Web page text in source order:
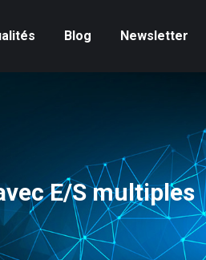
Blog Newsletter
E/S multiples